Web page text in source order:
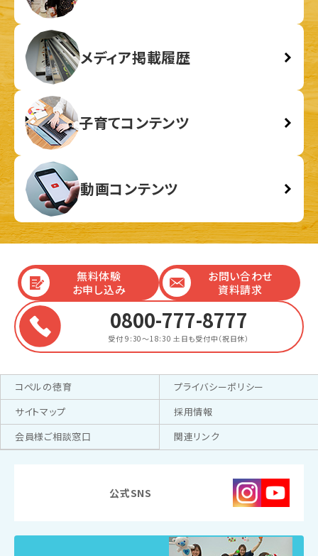
メディア掲載履歴
子育てコンテンツ
動画コンテンツ
無料体験
お申し込み
お問い合わせ
資料請求
0800-777-8777
受付 9:30～18:30 土日も受付中（祝日休）
コペルの徳育
プライバシーポリシー
サイトマップ
採用情報
会員様ご相談窓口
関連リンク
公式SNS